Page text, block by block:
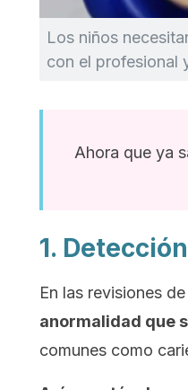
Los niños
con el profesional
Ahora que ya
1.
En las revisiones
anormalidad que
comunes como